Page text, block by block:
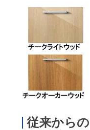
従来から